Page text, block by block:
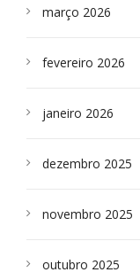
março 2026
fevereiro 2026
janeiro 2026
dezembro 2025
novembro 2025
outubro 2025